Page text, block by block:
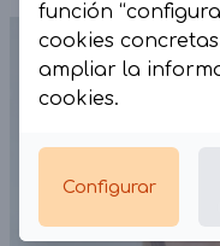
función
cookies
ampliar la
cookies.
Configurar